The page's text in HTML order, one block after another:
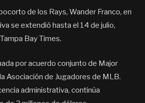
de los Rays, Wander Franco, en
se extendió hasta el 14 de julio,
Bay Times.
por acuerdo conjunto de Major
Asociación de Jugadores de MLB.
administrativa, continúa